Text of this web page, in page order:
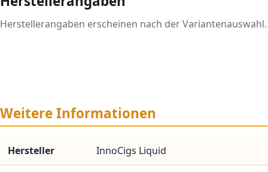
Herstellerangaben erscheinen nach der Variantenauswahl.
Weitere Informationen
Hersteller InnoCigs Liquid